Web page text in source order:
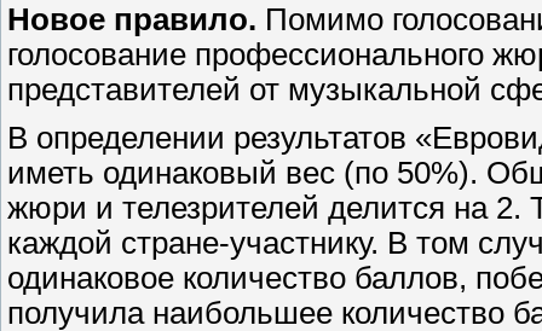
Новое правило. Помимо
голосование профессионального
представителей от музыкальной
В определении результатов
иметь одинаковый вес (по 50%).
жюри и телезрителей делится на 2.
каждой стране-участнику. В том
одинаковое количество баллов,
получила наибольшее количество